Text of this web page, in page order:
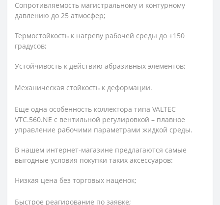
Сопротивляемость магистральному и контурному
давлению до 25 атмосфер;
Термостойкость к нагреву рабочей среды до +150
градусов;
Устойчивость к действию абразивных элементов;
Механическая стойкость к деформации.
Еще одна особенность коллектора типа VALTEC
VTC.560.NE с вентильной регулировкой – плавное
управление рабочими параметрами жидкой среды.
В нашем интернет-магазине предлагаются самые
выгодные условия покупки таких аксессуаров:
Низкая цена без торговых наценок;
Быстрое реагирование по заявке;